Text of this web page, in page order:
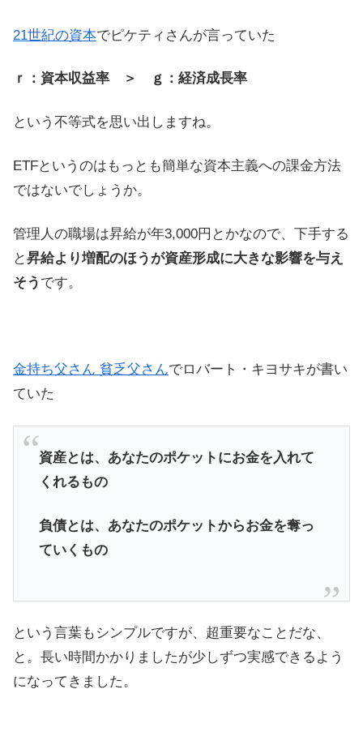
21世紀の資本でピケティさんが言っていた
ｒ：資本収益率 ＞ ｇ：経済成長率
という不等式を思い出しますね。
ETFというのはもっとも簡単な資本主義への課金方法
ではないでしょうか。
管理人の職場は昇給が年3,000円とかなので、下手する
と昇給より増配のほうが資産形成に大きな影響を与え
そう です。
金持ち父さん 貧乏父さんでロバート・キヨサキが書い
ていた
資産とは、あなたのポケットにお金を入れて
くれるもの
負債とは、あなたのポケットからお金を奪っ
ていくもの
という言葉もシンプルですが、超重要なことだな、
と。長い時間かかりましたが少しずつ実感できるよう
になってきました。